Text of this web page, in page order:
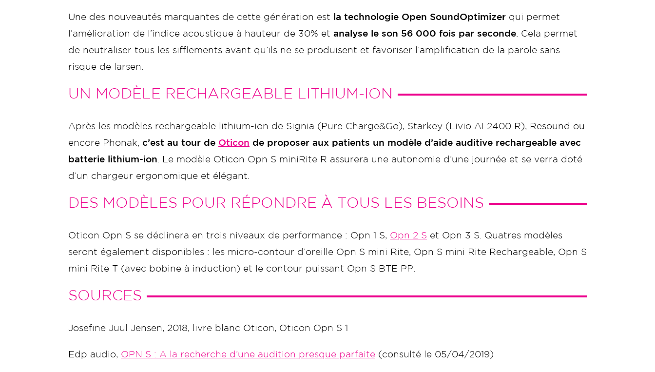
Une des nouveautés marquantes de cette génération est la technologie Open SoundOptimizer qui permet
l’amélioration de l’indice acoustique à hauteur de 30% et analyse le son 56 000 fois par seconde . Cela permet
de neutraliser tous les sifflements avant qu’ils ne se produisent et favoriser l’amplification de la parole sans
risque de larsen.
UN MODÈLE RECHARGEABLE LITHIUM-ION
Après les modèles rechargeable lithium-ion de Signia (Pure Charge&Go), Starkey (Livio AI 2400 R), Resound ou
encore Phonak, c’est au tour de Oticon de proposer aux patients un modèle d’aide auditive rechargeable avec
batterie lithium-ion . Le modèle Oticon Opn S miniRite R assurera une autonomie d’une journée et se verra doté
d’un chargeur ergonomique et élégant.
DES MODÈLES POUR RÉPONDRE À TOUS LES BESOINS
Oticon Opn S se déclinera en trois niveaux de performance : Opn 1 S, Opn 2 S et Opn 3 S. Quatres modèles
seront également disponibles : les micro-contour d’oreille Opn S mini Rite, Opn S mini Rite Rechargeable, Opn S
mini Rite T (avec bobine à induction) et le contour puissant Opn S BTE PP.
SOURCES
Josefine Juul Jensen, 2018, livre blanc Oticon, Oticon Opn S 1
Edp audio, OPN S : A la recherche d’une audition presque parfaite (consulté le 05/04/2019)